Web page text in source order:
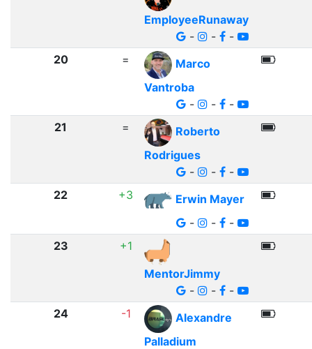
EmployeeRunaway
-
-
-
20
=
Marco
Vantroba
-
-
-
21
=
Roberto
Rodrigues
-
-
-
22
+3
Erwin Mayer
-
-
-
23
+1
MentorJimmy
-
-
-
24
-1
Alexandre
Palladium